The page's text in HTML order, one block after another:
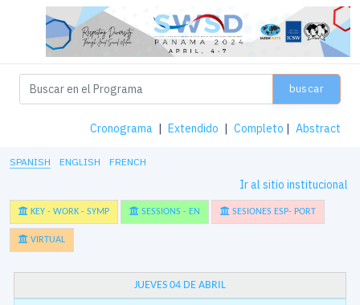
buscar
Cronograma | Extendido | Completo | Abstract
SPANISH ENGLISH FRENCH
Ir al sitio institucional
KEY - WORK - SYMP SESSIONS - EN SESIONES ESP- PORT
VIRTUAL
JUEVES 04 DE ABRIL